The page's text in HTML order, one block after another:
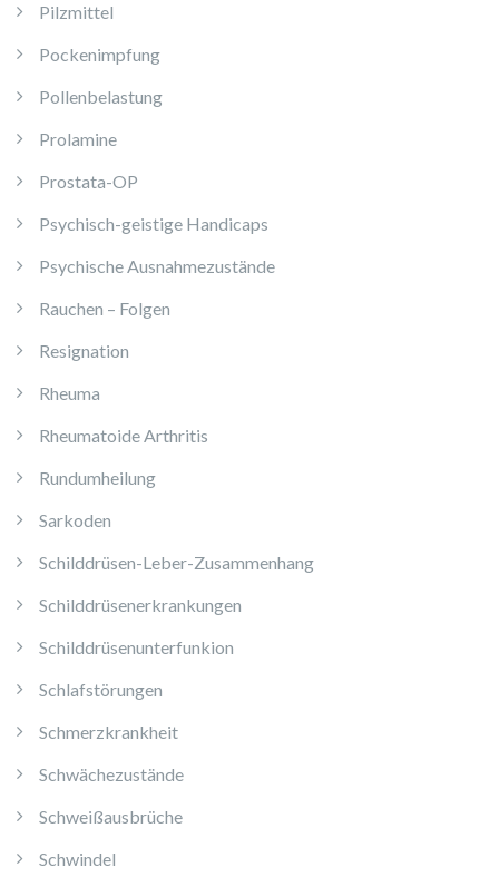
Pilzmittel
Pockenimpfung
Pollenbelastung
Prolamine
Prostata-OP
Psychisch-geistige Handicaps
Psychische Ausnahmezustände
Rauchen – Folgen
Resignation
Rheuma
Rheumatoide Arthritis
Rundumheilung
Sarkoden
Schilddrüsen-Leber-Zusammenhang
Schilddrüsenerkrankungen
Schilddrüsenunterfunkion
Schlafstörungen
Schmerzkrankheit
Schwächezustände
Schweißausbrüche
Schwindel